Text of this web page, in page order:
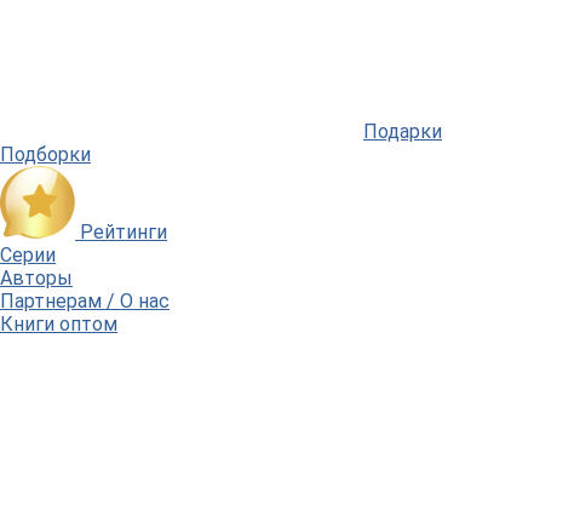
Подарки
Подборки
Рейтинги
Серии
Авторы
Партнерам / О нас
Книги оптом